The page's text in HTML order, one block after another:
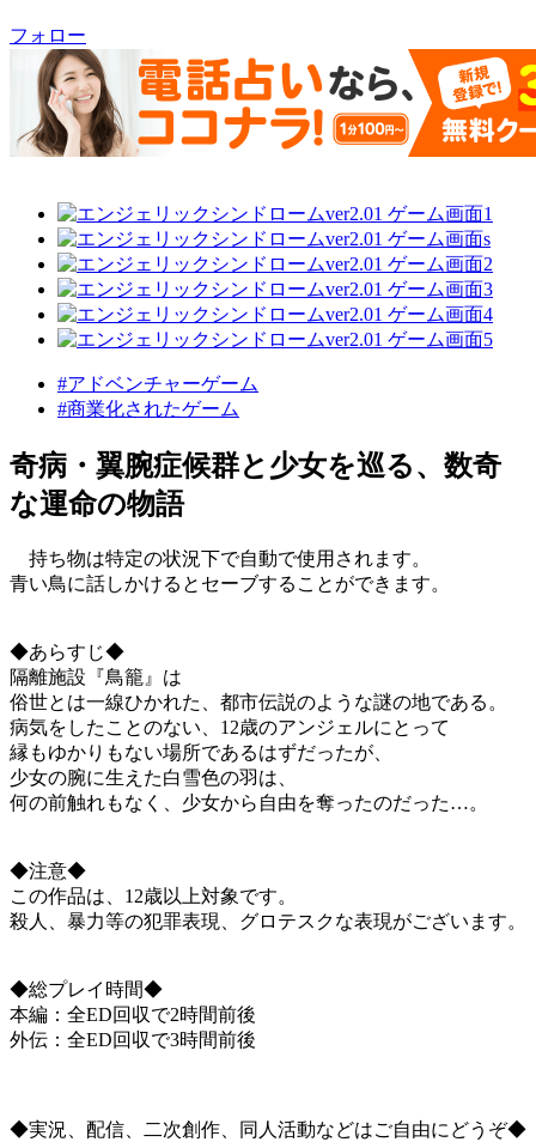
フォロー
#アドベンチャーゲーム
#商業化されたゲーム
奇病・翼腕症候群と少女を巡る、数奇
な運命の物語
持ち物は特定の状況下で自動で使用されます。
青い鳥に話しかけるとセーブすることができます。
◆あらすじ◆
隔離施設『鳥籠』は
俗世とは一線ひかれた、都市伝説のような謎の地である。
病気をしたことのない、12歳のアンジェルにとって
縁もゆかりもない場所であるはずだったが、
少女の腕に生えた白雪色の羽は、
何の前触れもなく、少女から自由を奪ったのだった…。
◆注意◆
この作品は、12歳以上対象です。
殺人、暴力等の犯罪表現、グロテスクな表現がございます。
◆総プレイ時間◆
本編：全ED回収で2時間前後
外伝：全ED回収で3時間前後
◆実況、配信、二次創作、同人活動などはご自由にどうぞ◆